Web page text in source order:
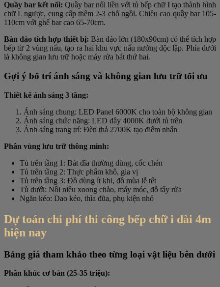
Quầy bar kết nối: Quầy bar nối liền với tủ bếp chữ I tạo thành hình
chữ L ngược, cung cấp thêm 2-3 chỗ ngồi. Chiều cao quầy bar 105-
110cm với ghế bar cao 65-70cm.
Bàn đảo tích hợp thiết bị: Bàn đảo lớn (180x90cm) có thể tích hợp
bếp từ 2 vùng nấu, tạo ra hai khu vực nấu nướng độc lập. Phía dưới
là không gian lưu trữ hoặc máy rửa bát thứ hai.
Gợi ý bố trí ánh sáng và không gian lưu trữ tối ưu
Thiết kế ánh sáng 3 tầng:
Ánh sáng chung: LED Panel 6000K cho toàn bộ không gian
Ánh sáng chức năng: LED dây 4000K dưới tủ trên
Ánh sáng trang trí: Đèn thả 2700K tạo điểm nhấn
Phân vùng lưu trữ thông minh:
Tủ trên tầng 1: Bát đĩa thường dùng, cốc chén
Tủ trên tầng 2: Thực phẩm khô, gia vị
Tủ trên tầng 3: Đồ dùng ít khi, đồ mùa lễ tết
Tủ dưới: Nồi niêu xoong chảo, máy móc, đồ tẩy rửa
Ngăn kéo: Dao kéo, thìa đũa, phụ kiện nhỏ
Dự toán chi phí thi công bếp chữ i dài 4m
hiện nay
Bảng giá tham khảo theo từng loại vật liệu bên dưới
Phân khúc cơ bản (25-35 triệu):